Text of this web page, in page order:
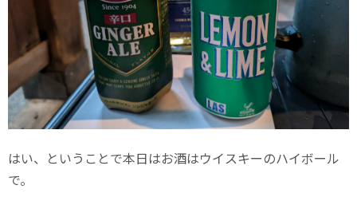
はい、ということで本日はお酒はウイスキーのハイボール
で。